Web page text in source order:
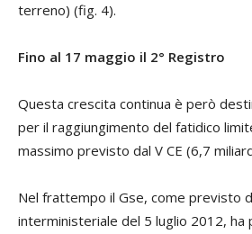
terreno) (fig. 4).
Fino al 17 maggio il 2° Registro
Questa crescita continua è però
per il raggiungimento del fatidico
massimo previsto dal V CE (6,7
Nel frattempo il Gse, come previsto
interministeriale del 5 luglio 2012, ha